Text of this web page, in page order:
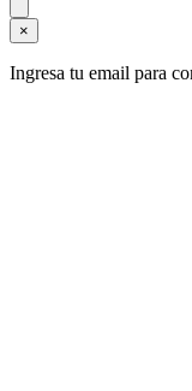
×
Ingresa tu email para